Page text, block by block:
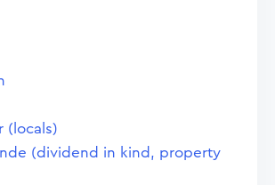
(locals)
(dividend in kind, property